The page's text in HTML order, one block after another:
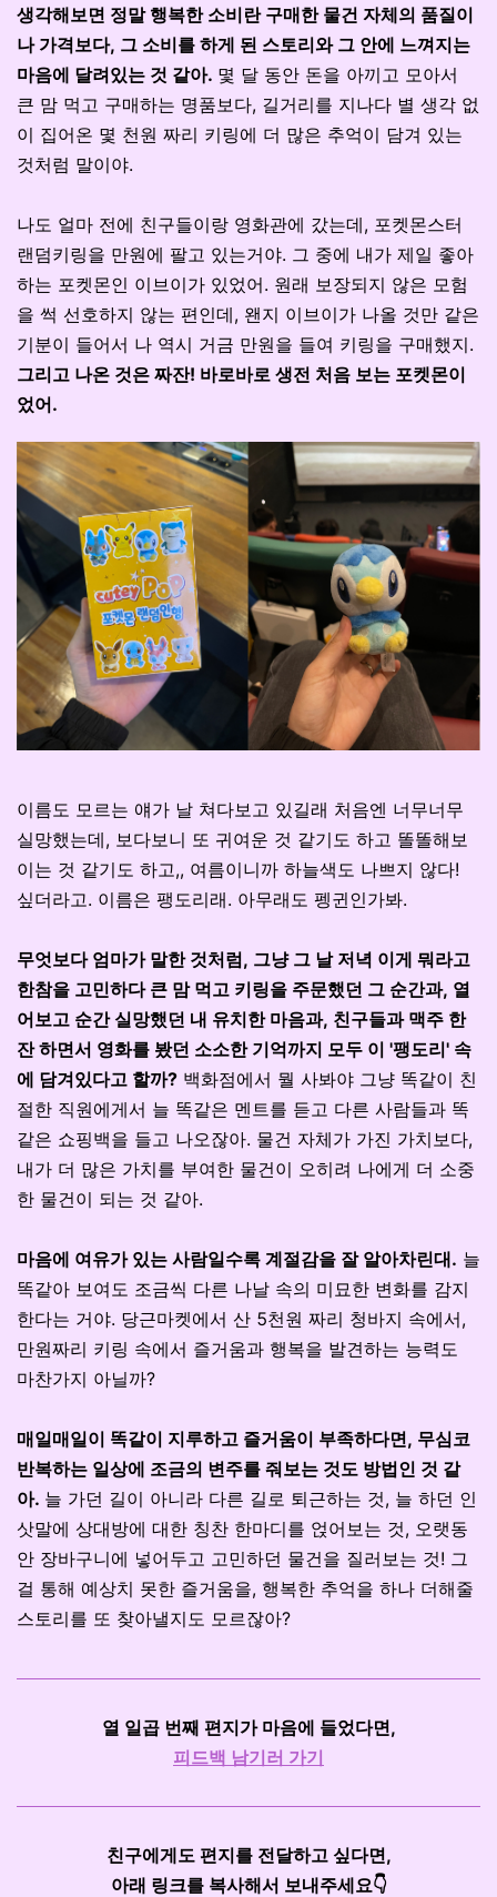
생각해보면 정말 행복한 소비란 구매한 물건 자체의 품질이
나 가격보다, 그 소비를 하게 된 스토리와 그 안에 느껴지는
마음에 달려있는 것 같아. 몇 달 동안 돈을 아끼고 모아서
큰 맘 먹고 구매하는 명품보다, 길거리를 지나다 별 생각 없
이 집어온 몇 천원 짜리 키링에 더 많은 추억이 담겨 있는
것처럼 말이야.
나도 얼마 전에 친구들이랑 영화관에 갔는데, 포켓몬스터
랜덤키링을 만원에 팔고 있는거야. 그 중에 내가 제일 좋아
하는 포켓몬인 이브이가 있었어. 원래 보장되지 않은 모험
을 썩 선호하지 않는 편인데, 왠지 이브이가 나올 것만 같은
기분이 들어서 나 역시 거금 만원을 들여 키링을 구매했지.
그리고 나온 것은 짜잔! 바로바로 생전 처음 보는 포켓몬이
었어.
이름도 모르는 얘가 날 쳐다보고 있길래 처음엔 너무너무
실망했는데, 보다보니 또 귀여운 것 같기도 하고 똘똘해보
이는 것 같기도 하고,, 여름이니까 하늘색도 나쁘지 않다!
싶더라고. 이름은 팽도리래. 아무래도 펭귄인가봐.
무엇보다 엄마가 말한 것처럼, 그냥 그 날 저녁 이게 뭐라고
한참을 고민하다 큰 맘 먹고 키링을 주문했던 그 순간과, 열
어보고 순간 실망했던 내 유치한 마음과, 친구들과 맥주 한
잔 하면서 영화를 봤던 소소한 기억까지 모두 이 '팽도리' 속
에 담겨있다고 할까? 백화점에서 뭘 사봐야 그냥 똑같이 친
절한 직원에게서 늘 똑같은 멘트를 듣고 다른 사람들과 똑
같은 쇼핑백을 들고 나오잖아. 물건 자체가 가진 가치보다,
내가 더 많은 가치를 부여한 물건이 오히려 나에게 더 소중
한 물건이 되는 것 같아.
마음에 여유가 있는 사람일수록 계절감을 잘 알아차린대. 늘
똑같아 보여도 조금씩 다른 나날 속의 미묘한 변화를 감지
한다는 거야. 당근마켓에서 산 5천원 짜리 청바지 속에서,
만원짜리 키링 속에서 즐거움과 행복을 발견하는 능력도
마찬가지 아닐까?
매일매일이 똑같이 지루하고 즐거움이 부족하다면, 무심코
반복하는 일상에 조금의 변주를 줘보는 것도 방법인 것 같
아. 늘 가던 길이 아니라 다른 길로 퇴근하는 것, 늘 하던 인
삿말에 상대방에 대한 칭찬 한마디를 얹어보는 것, 오랫동
안 장바구니에 넣어두고 고민하던 물건을 질러보는 것! 그
걸 통해 예상치 못한 즐거움을, 행복한 추억을 하나 더해줄
스토리를 또 찾아낼지도 모르잖아?
열 일곱 번째 편지가 마음에 들었다면,
피드백 남기러 가기
친구에게도 편지를 전달하고 싶다면,
아래 링크를 복사해서 보내주세요👇